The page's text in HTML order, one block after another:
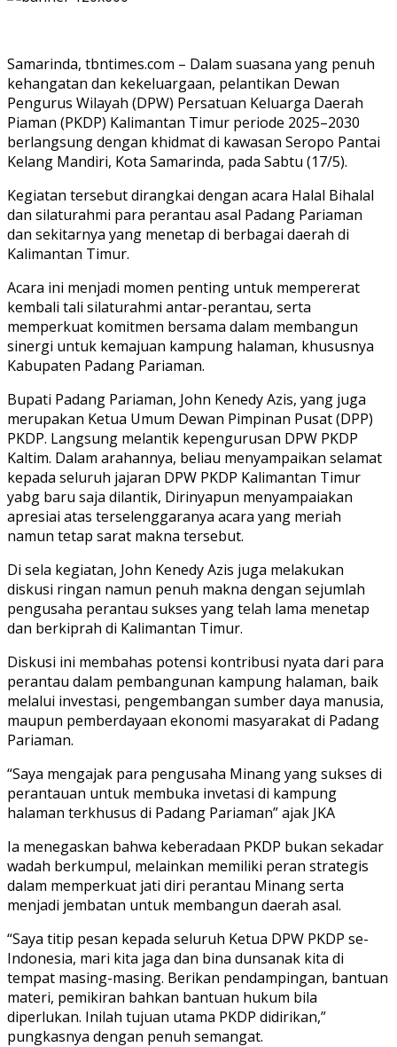
Samarinda, tbntimes.com – Dalam suasana yang penuh
kehangatan dan kekeluargaan, pelantikan Dewan
Pengurus Wilayah (DPW) Persatuan Keluarga Daerah
Piaman (PKDP) Kalimantan Timur periode 2025–2030
berlangsung dengan khidmat di kawasan Seropo Pantai
Kelang Mandiri, Kota Samarinda, pada Sabtu (17/5).
Kegiatan tersebut dirangkai dengan acara Halal Bihalal
dan silaturahmi para perantau asal Padang Pariaman
dan sekitarnya yang menetap di berbagai daerah di
Kalimantan Timur.
Acara ini menjadi momen penting untuk mempererat
kembali tali silaturahmi antar-perantau, serta
memperkuat komitmen bersama dalam membangun
sinergi untuk kemajuan kampung halaman, khususnya
Kabupaten Padang Pariaman.
Bupati Padang Pariaman, John Kenedy Azis, yang juga
merupakan Ketua Umum Dewan Pimpinan Pusat (DPP)
PKDP. Langsung melantik kepengurusan DPW PKDP
Kaltim. Dalam arahannya, beliau menyampaikan selamat
kepada seluruh jajaran DPW PKDP Kalimantan Timur
yabg baru saja dilantik, Dirinyapun menyampaiakan
apresiai atas terselenggaranya acara yang meriah
namun tetap sarat makna tersebut.
Di sela kegiatan, John Kenedy Azis juga melakukan
diskusi ringan namun penuh makna dengan sejumlah
pengusaha perantau sukses yang telah lama menetap
dan berkiprah di Kalimantan Timur.
Diskusi ini membahas potensi kontribusi nyata dari para
perantau dalam pembangunan kampung halaman, baik
melalui investasi, pengembangan sumber daya manusia,
maupun pemberdayaan ekonomi masyarakat di Padang
Pariaman.
“Saya mengajak para pengusaha Minang yang sukses di
perantauan untuk membuka invetasi di kampung
halaman terkhusus di Padang Pariaman” ajak JKA
Ia menegaskan bahwa keberadaan PKDP bukan sekadar
wadah berkumpul, melainkan memiliki peran strategis
dalam memperkuat jati diri perantau Minang serta
menjadi jembatan untuk membangun daerah asal.
“Saya titip pesan kepada seluruh Ketua DPW PKDP se-
Indonesia, mari kita jaga dan bina dunsanak kita di
tempat masing-masing. Berikan pendampingan, bantuan
materi, pemikiran bahkan bantuan hukum bila
diperlukan. Inilah tujuan utama PKDP didirikan,”
pungkasnya dengan penuh semangat.